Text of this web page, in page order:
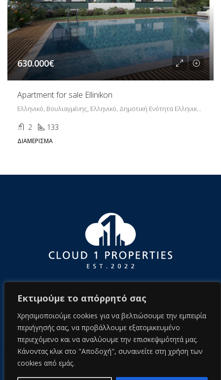
Εκτιμούμε το απόρρητό σας
Χρησιμοποιούμε cookies για να βελτιώσουμε την εμπειρία
περιήγησής σας, να προβάλλουμε εξατομικευμένο
περιεχόμενο και να αναλύουμε την επισκεψιμότητά μας.
Κάνοντας κλικ στο "Αποδοχή", συναινείτε στη χρήση των
cookies από εμάς.
630.000€
Apartment for sale Ellinikon
Ελληνικό, Βουλιαγμένης, Ελληνικό, Δημοτική Ενότητα Ελληνικού, Δήμος Ελληνικού - Αργυρούπολης, Περιφερειακή Ενότητα Νοτίου Τομέα Αθηνών, Περιφέρεια Αττικής, Αποκεντρωμένη Διοίκηση Αττικής, 167 77, Ελλάδα
2 133
ΔΙΑΜΈΡΙΣΜΑ
© 2026 cloud1properties.com